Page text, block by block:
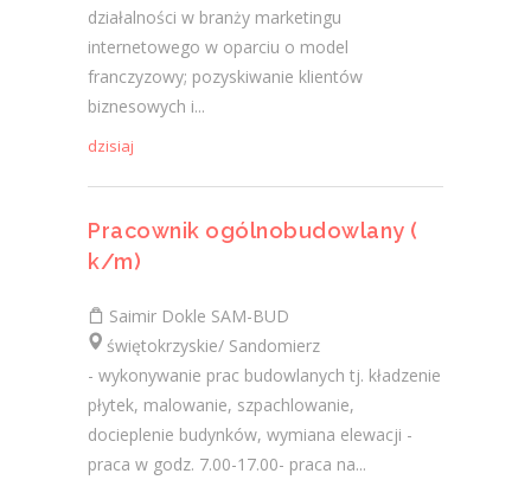
działalności w branży marketingu
internetowego w oparciu o model
franczyzowy; pozyskiwanie klientów
biznesowych i...
dzisiaj
Pracownik ogólnobudowlany (
k/m)
Saimir Dokle SAM-BUD
świętokrzyskie/ Sandomierz
- wykonywanie prac budowlanych tj. kładzenie
płytek, malowanie, szpachlowanie,
docieplenie budynków, wymiana elewacji -
praca w godz. 7.00-17.00- praca na...